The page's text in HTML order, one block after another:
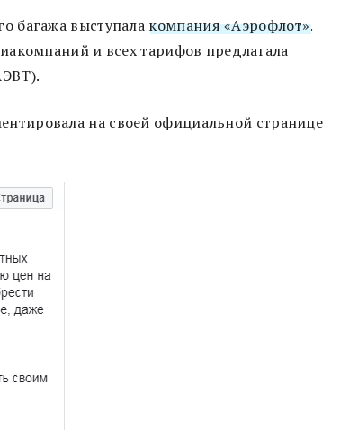
багажа выступала компания «Аэрофлот».
и всех тарифов предлагала
на своей официальной странице